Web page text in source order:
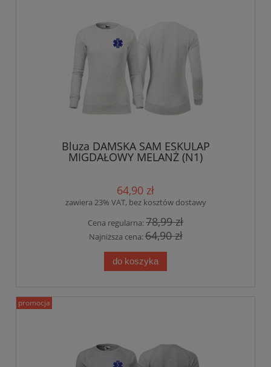
Bluza DAMSKA SAM ESKULAP
MIGDAŁOWY MELANŻ (N1)
64,90 zł
zawiera 23% VAT, bez kosztów dostawy
Cena regularna:78,99 zł
Najniższa cena:64,90 zł
do koszyka
promocja